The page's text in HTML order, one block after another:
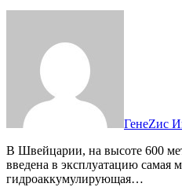
ГенеZис
В Швейцарии, на высоте 600 метров над уровнем моря, была
введена в эксплуатацию самая
гидроаккумулирующая…